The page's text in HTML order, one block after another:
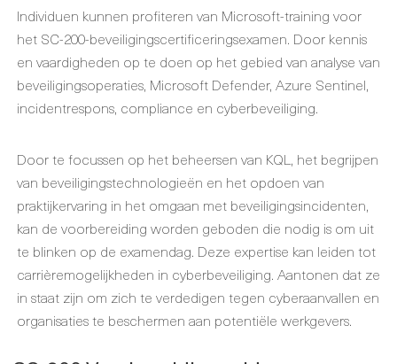
Individuen kunnen profiteren van Microsoft-training voor
het SC-200-beveiligingscertificeringsexamen. Door kennis
en vaardigheden op te doen op het gebied van analyse van
beveiligingsoperaties, Microsoft Defender, Azure Sentinel,
incidentrespons, compliance en cyberbeveiliging.
Door te focussen op het beheersen van KQL, het begrijpen
van beveiligingstechnologieën en het opdoen van
praktijkervaring in het omgaan met beveiligingsincidenten,
kan de voorbereiding worden geboden die nodig is om uit
te blinken op de examendag. Deze expertise kan leiden tot
carrièremogelijkheden in cyberbeveiliging. Aantonen dat ze
in staat zijn om zich te verdedigen tegen cyberaanvallen en
organisaties te beschermen aan potentiële werkgevers.